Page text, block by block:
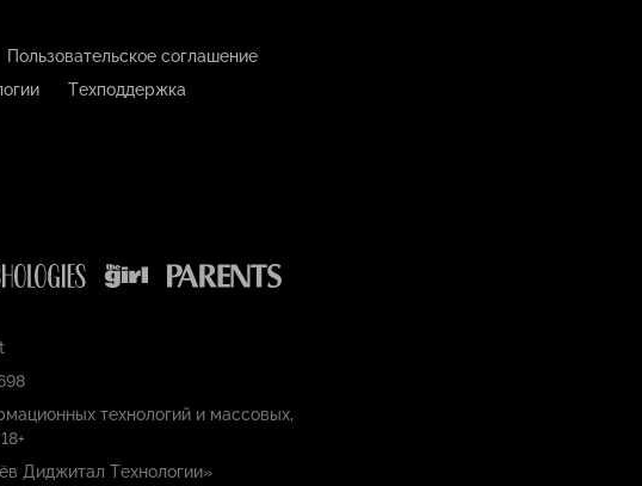
Пользовательское соглашение
Техподдержка
технологий и массовых,
Диджитал Технологии»